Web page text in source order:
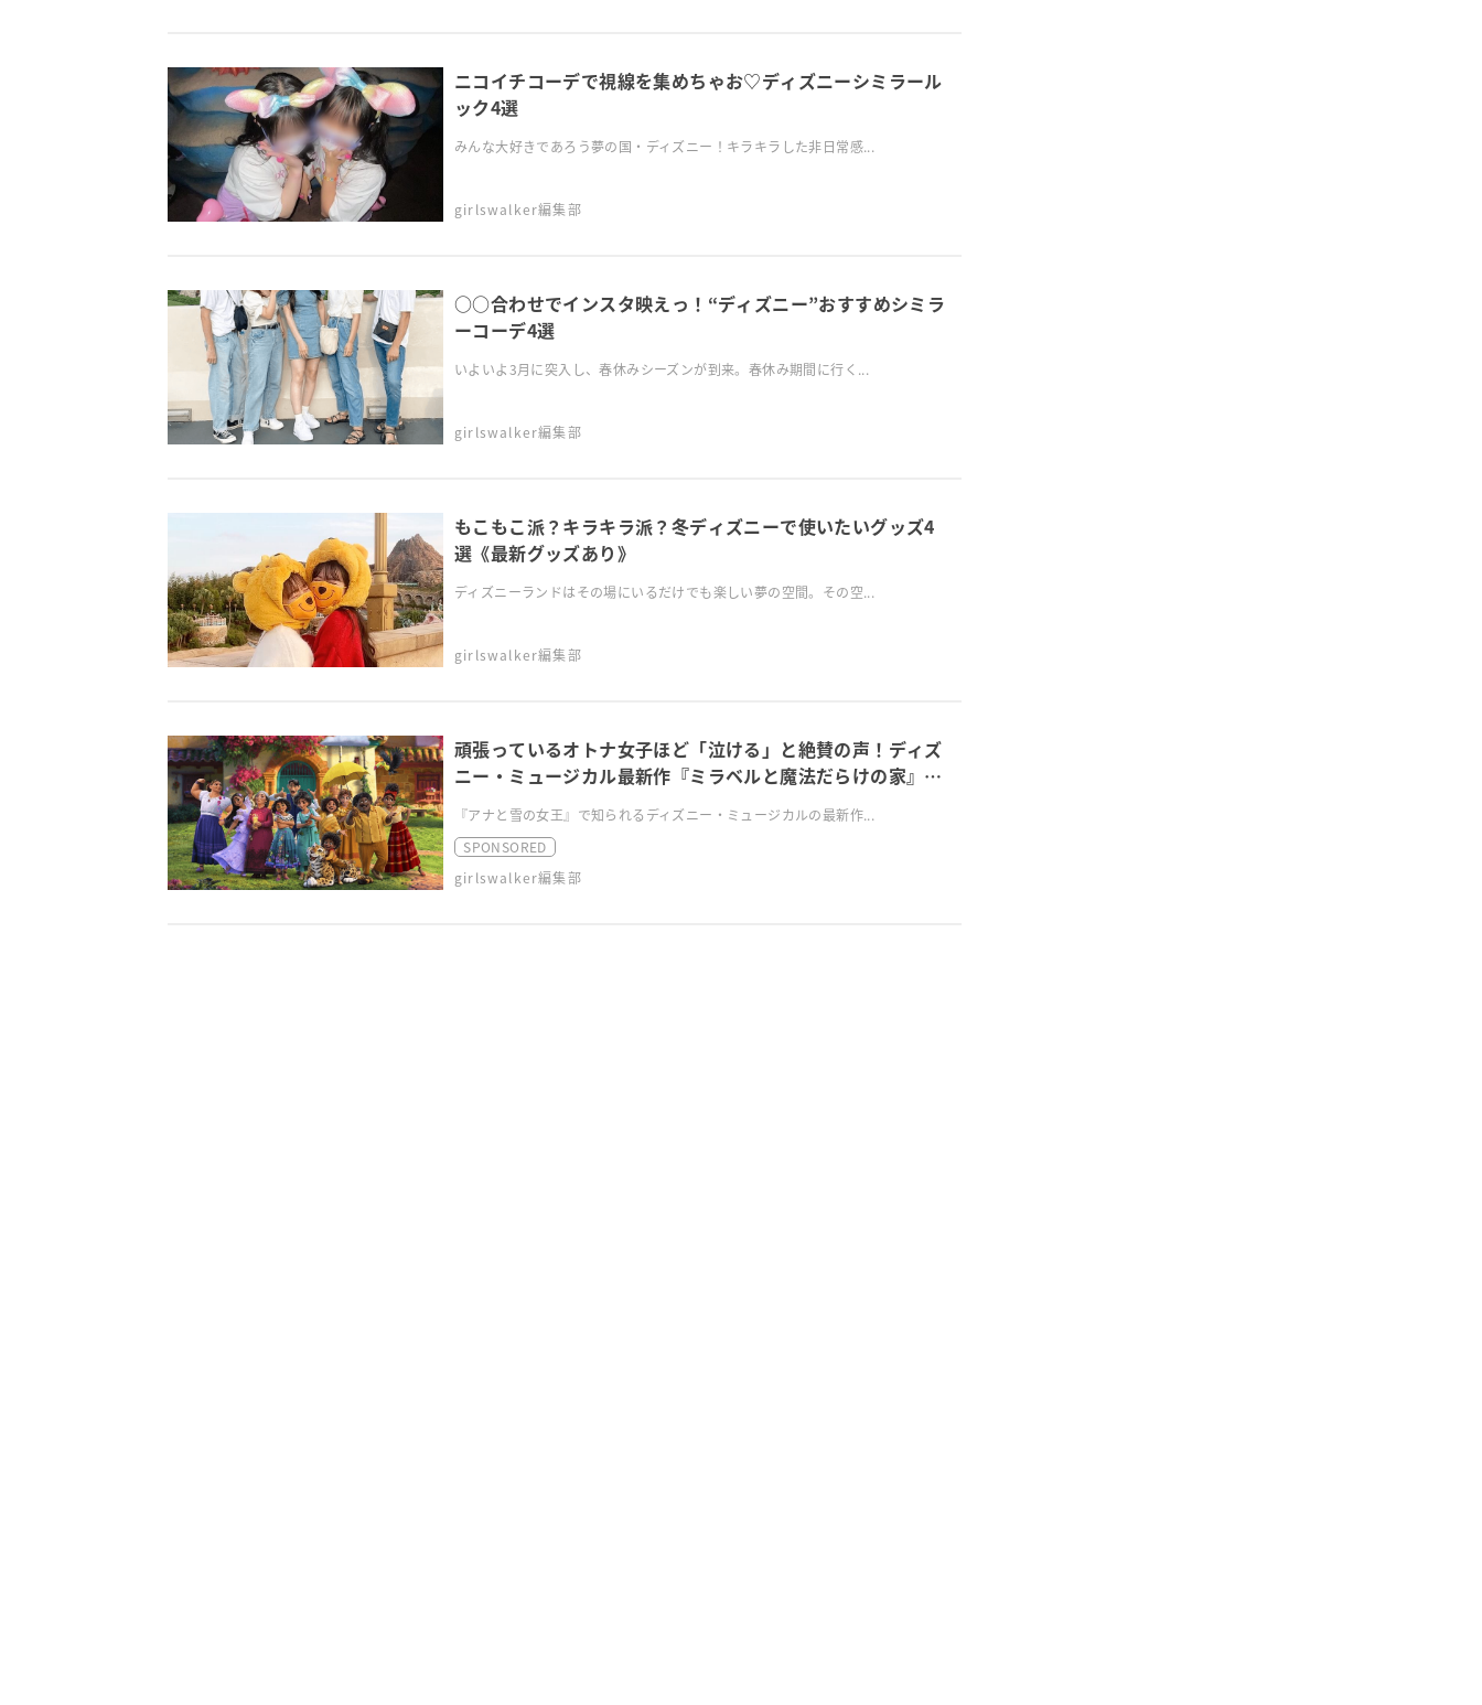
ニコイチコーデで視線を集めちゃお♡ディズニーシミラール
ック4選
みんな大好きであろう夢の国・ディズニー！キラキラした非日常感...
girlswalker編集部
○○合わせでインスタ映えっ！“ディズニー”おすすめシミラ
ーコーデ4選
いよいよ3月に突入し、春休みシーズンが到来。春休み期間に行く...
girlswalker編集部
もこもこ派？キラキラ派？冬ディズニーで使いたいグッズ4
選《最新グッズあり》
ディズニーランドはその場にいるだけでも楽しい夢の空間。その空...
girlswalker編集部
頑張っているオトナ女子ほど「泣ける」と絶賛の声！ディズ
ニー・ミュージカル最新作『ミラベルと魔法だらけの家』最
速レビュー
『アナと雪の女王』で知られるディズニー・ミュージカルの最新作...
SPONSORED
girlswalker編集部